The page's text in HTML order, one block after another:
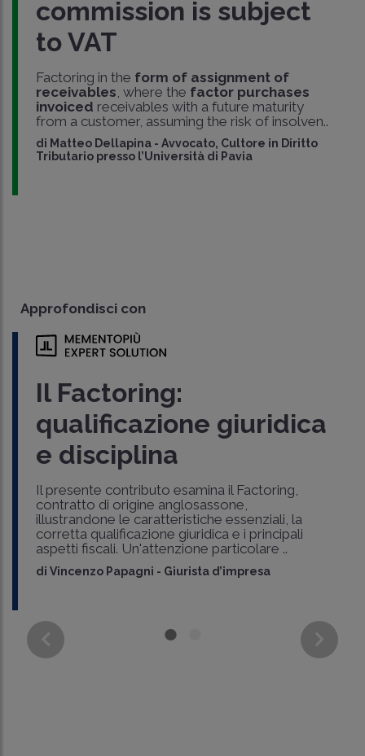
commission is subject
to VAT
Factoring in the form of assignment of
receivables, where the factor purchases
invoiced receivables with a future maturity
from a customer, assuming the risk of insolven..
di Matteo Dellapina - Avvocato, Cultore in Diritto
Tributario presso l’Università di Pavia
Approfondisci con
Il Factoring:
qualificazione giuridica
e disciplina
Il presente contributo esamina il Factoring,
contratto di origine anglosassone,
illustrandone le caratteristiche essenziali, la
corretta qualificazione giuridica e i principali
aspetti fiscali. Un'attenzione particolare ..
di Vincenzo Papagni - Giurista d’impresa